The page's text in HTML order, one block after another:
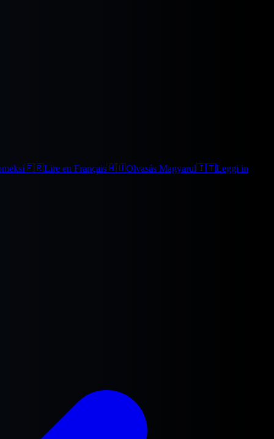
🇫🇷Lire en Français🇭🇺Olvasás Magyarul🇮🇹Leggi in